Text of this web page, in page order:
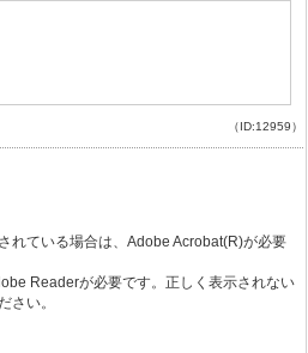
（ID:12959）
れている場合は、Adobe Acrobat(R)が必要
Readerが必要です。正しく表示されない
さい。